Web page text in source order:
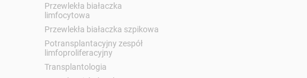
Przewlekła białaczka
limfocytowa
Przewlekła białaczka szpikowa
Potransplantacyjny zespół
limfoproliferacyjny
Transplantologia